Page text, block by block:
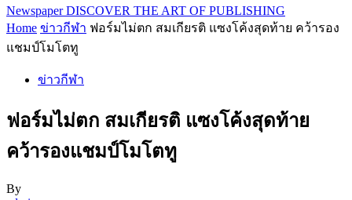
Newspaper DISCOVER THE ART OF PUBLISHING
Home ข่าวกีฬา ฟอร์มไม่ตก สมเกียรติ แซงโค้งสุดท้าย คว้ารอง
แชมป์โมโตทู
ข่าวกีฬา
ฟอร์มไม่ตก สมเกียรติ แซงโค้งสุดท้าย
คว้ารองแชมป์โมโตทู
By